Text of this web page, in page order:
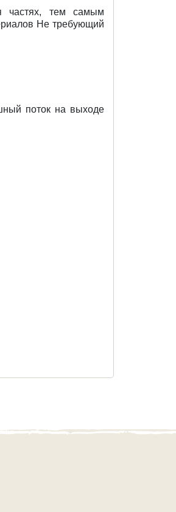
частях, тем самым
Не требующий
поток на выходе